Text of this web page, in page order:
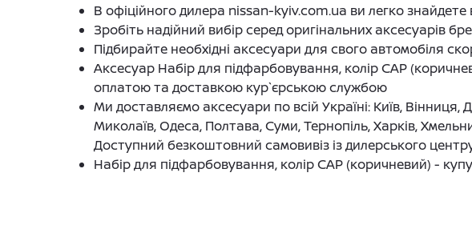
В офіційного дилера nissan-kyiv.com.ua ви легко
Зробіть надійний вибір серед оригінальних аксесуарів
Підбирайте необхідні аксесуари для свого автомобіля
Аксесуар Набір для підфарбовування, колір CAP
оплатою та доставкою кур`єрською службою
Ми доставляємо аксесуари по всій Україні: Київ,
Миколаїв, Одеса, Полтава, Суми, Тернопіль, Харків,
Доступний безкоштовний самовивіз із дилерського
Набір для підфарбовування, колір CAP (коричневий) -